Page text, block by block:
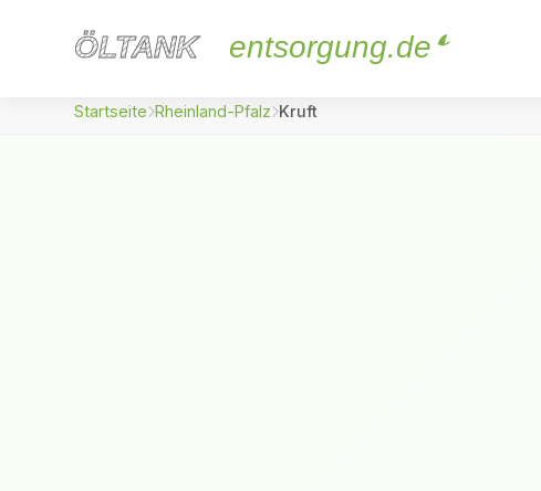
ÖLTANK
ÖLTANK entsorgung.de
Startseite Rheinland-Pfalz Kruft